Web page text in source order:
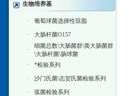
生物培养基
·
葡萄球菌选择性琼脂
·
大肠杆菌O157
·
细菌总数\大肠菌群\粪大肠菌群
\大肠杆菌\肠球菌
·
*检验系列
·
沙门氏菌\志贺氏菌检验系列
·
弧菌检验系列